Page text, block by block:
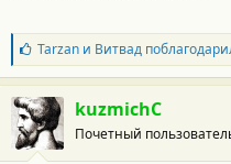
Б
л
а
г
о
д
а
Tarzanи Витвад
kuzmichC
Почетный